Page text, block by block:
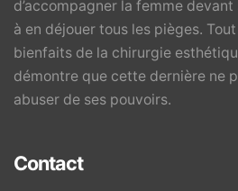
d’accompagner la femme devant
à en déjouer tous les pièges.
bienfaits de la chirurgie
démontre que cette dernière ne
abuser de ses pouvoirs.
Contact